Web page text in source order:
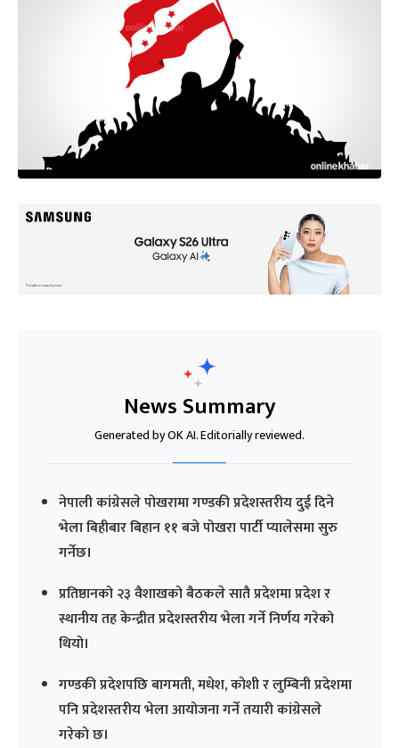
News Summary
Generated by OK AI. Editorially reviewed.
नेपाली कांग्रेसले पोखरामा गण्डकी प्रदेशस्तरीय दुई दिने
भेला बिहीबार बिहान ११ बजे पोखरा पार्टी प्यालेसमा सुरु
गर्नेछ।
प्रतिष्ठानको २३ वैशाखको बैठकले सातै प्रदेशमा प्रदेश र
स्थानीय तह केन्द्रीत प्रदेशस्तरीय भेला गर्ने निर्णय गरेको
थियो।
गण्डकी प्रदेशपछि बागमती, मधेश, कोशी र लुम्बिनी प्रदेशमा
पनि प्रदेशस्तरीय भेला आयोजना गर्ने तयारी कांग्रेसले
गरेको छ।